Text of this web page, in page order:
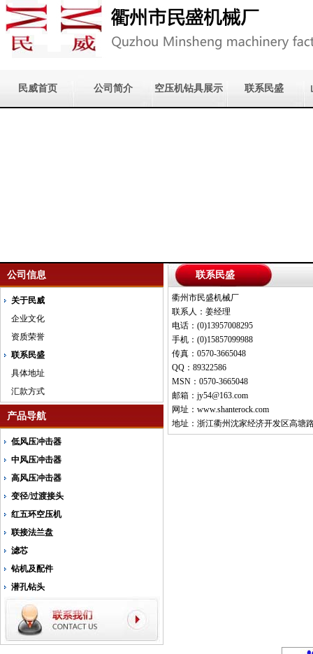
民威首页 公司简介 空压机钻具展示 联系民盛
公司信息
关于民威
企业文化
资质荣誉
联系民盛
具体地址
汇款方式
产品导航
低风压冲击器
中风压冲击器
高风压冲击器
变径/过渡接头
红五环空压机
联接法兰盘
滤芯
钻机及配件
潜孔钻头
联系民盛
衢州市民盛机械厂
联系人：姜经理
电话：(0)13957008295
手机：(0)15857099988
传真：0570-3665048
QQ：89322586
MSN：0570-3665048
邮箱：jy54@163.com
网址：www.shanterock.com
地址：浙江衢州沈家经济开发区高塘